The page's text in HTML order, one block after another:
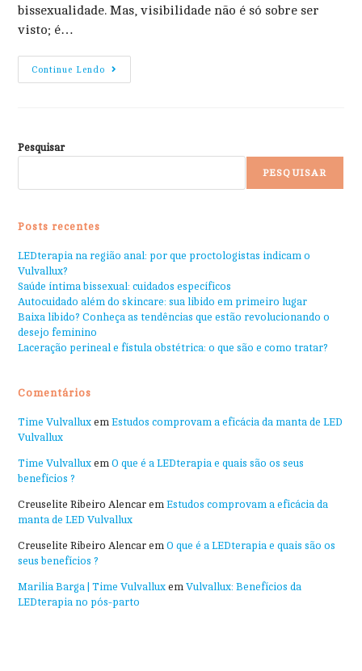
bissexualidade. Mas, visibilidade não é só sobre ser
visto; é…
Continue Lendo
Pesquisar
PESQUISAR
Posts recentes
LEDterapia na região anal: por que proctologistas indicam o
Vulvallux?
Saúde íntima bissexual: cuidados específicos
Autocuidado além do skincare: sua libido em primeiro lugar
Baixa libido? Conheça as tendências que estão revolucionando o
desejo feminino
Laceração perineal e fístula obstétrica: o que são e como tratar?
Comentários
Time Vulvallux emEstudos comprovam a eficácia da manta de LED
Vulvallux
Time Vulvallux emO que é a LEDterapia e quais são os seus
benefícios ?
Creuselite Ribeiro Alencar emEstudos comprovam a eficácia da
manta de LED Vulvallux
Creuselite Ribeiro Alencar emO que é a LEDterapia e quais são os
seus benefícios ?
Marilia Barga | Time Vulvallux emVulvallux: Benefícios da
LEDterapia no pós-parto